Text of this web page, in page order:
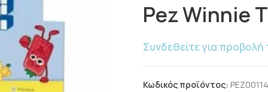
Pez Winnie
Συνδεθείτε για προβολή
Κωδικός προϊόντος: PEZ00114